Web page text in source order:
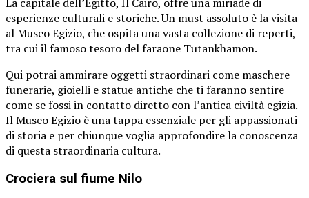
esperienze culturali e storiche. Un must assoluto è la visita
al Museo Egizio, che ospita una vasta collezione di reperti,
tra cui il famoso tesoro del faraone Tutankhamon.
Qui potrai ammirare oggetti straordinari come maschere
funerarie, gioielli e statue antiche che ti faranno sentire
come se fossi in contatto diretto con l’antica civiltà egizia.
Il Museo Egizio è una tappa essenziale per gli appassionati
di storia e per chiunque voglia approfondire la conoscenza
di questa straordinaria cultura.
Crociera sul fiume Nilo